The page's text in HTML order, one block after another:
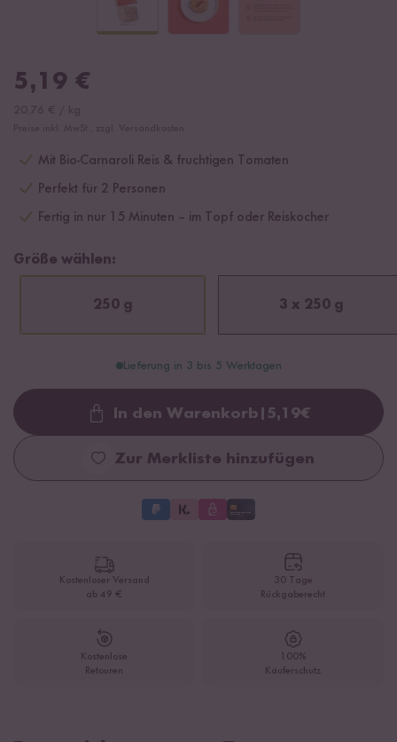
5,19 €
Mit Bio-Carnaroli Reis & fruchtigen Tomaten
Perfekt für 2 Personen
Fertig in nur 15 Minuten – im Topf oder Reiskocher
Größe wählen:
250 g 3 x 250 g
Lieferung in 3 bis 5 Werktagen
Loading...
In den Warenkorb 5,19€
Zur Merkliste hinzufügen
Kostenloser Versand
ab 49 €
30 Tage
Rückgaberecht
Kostenlose
Retouren
100%
Käuferschutz